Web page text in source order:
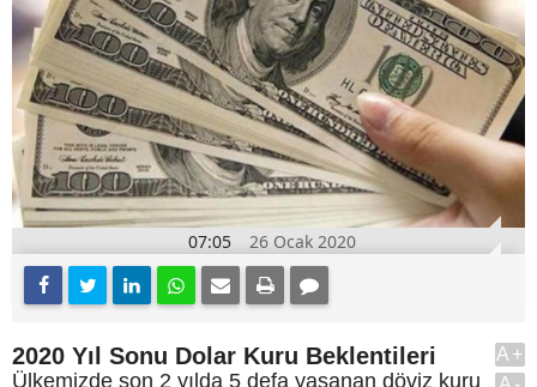
07:05 26 Ocak 2020
2020 Yıl Sonu Dolar Kuru Beklentileri
Ülkemizde son 2 yılda 5 defa yaşanan döviz kuru
A+